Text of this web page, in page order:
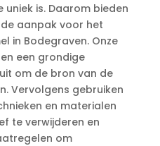
is.​ Daarom bieden
aanpak voor het
in Bodegraven.​ Onze
een grondige
om de bron van de
Vervolgens gebruiken
en materialen
te verwijderen en
om